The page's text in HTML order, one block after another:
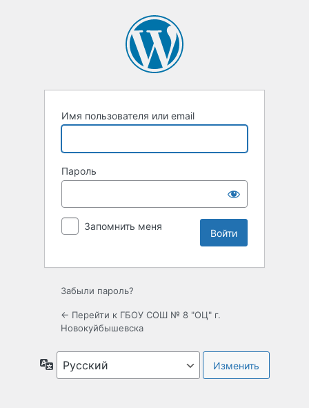
Имя пользователя или email
Пароль
Запомнить меня
Забыли пароль?
← Перейти к ГБОУ СОШ № 8 "ОЦ" г.
Новокуйбышевска
Язык